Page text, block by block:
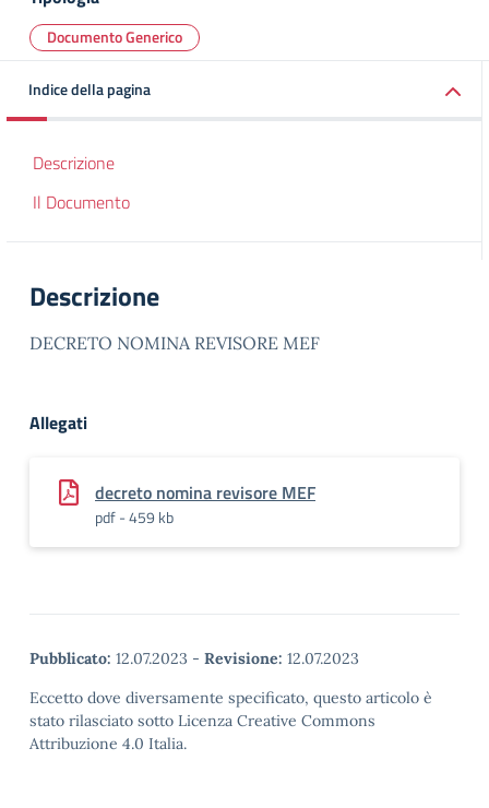
Documento Generico
Indice della pagina
Descrizione
Il Documento
Descrizione
DECRETO NOMINA REVISORE MEF
Allegati
decreto nomina revisore MEF
pdf - 459 kb
Pubblicato: 12.07.2023 - Revisione: 12.07.2023
Eccetto dove diversamente specificato, questo articolo è
stato rilasciato sotto Licenza Creative Commons
Attribuzione 4.0 Italia.